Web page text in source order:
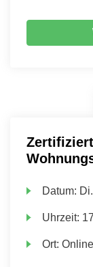
Datum: Di.
Uhrzeit:
Ort:Online